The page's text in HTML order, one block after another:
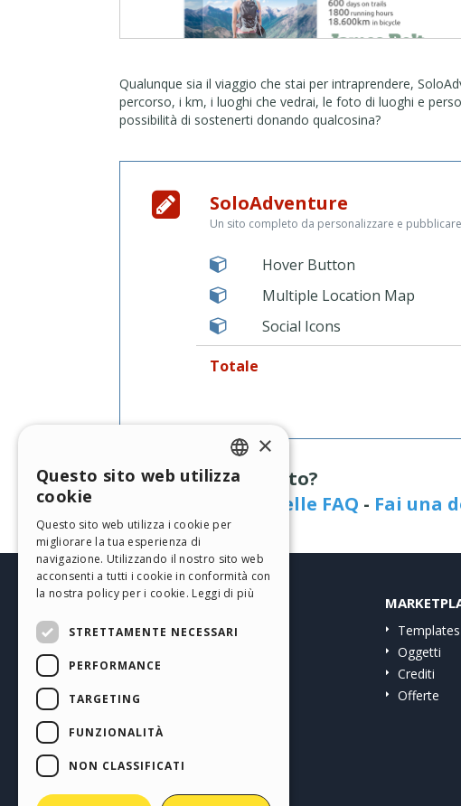
Qualunque sia il viaggio che stai per intraprendere,
percorso, i km, i luoghi che vedrai, le foto di luoghi e
possibilità di sostenerti donando qualcosina?
SoloAdventure
Un sito completo da personalizzare e
Hover Button
Multiple Location Map
Social Icons
Totale
Hai bisogno di aiuto?
Visita la pagina delle FAQ - Fai una
HELP CENTER
Guide
Siti Utenti
Templates
Oggetti
Crediti
Offerte
ENGLISH
SPANISH
PORTUGUESE
POLISH
×
Questo sito web utilizza
cookie
Questo sito web utilizza i cookie per
migliorare la tua esperienza di
navigazione. Utilizzando il nostro sito web
acconsenti a tutti i cookie in conformità con
la nostra policy per i cookie. Leggi di più
STRETTAMENTE NECESSARI
PERFORMANCE
TARGETING
FUNZIONALITÀ
NON CLASSIFICATI